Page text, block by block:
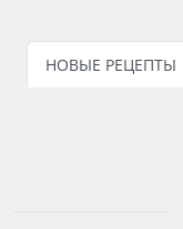
НОВЫЕ РЕЦЕПТЫ